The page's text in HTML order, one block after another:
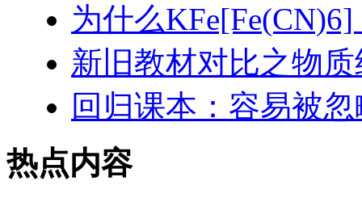
为什么
新旧教材对比之物
回归课本：容易被
热点内容